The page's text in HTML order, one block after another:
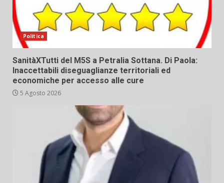
Politica
SanitàXTutti del M5S a Petralia Sottana. Di Paola:
Inaccettabili diseguaglianze territoriali ed
economiche per accesso alle cure
5 Agosto 2026